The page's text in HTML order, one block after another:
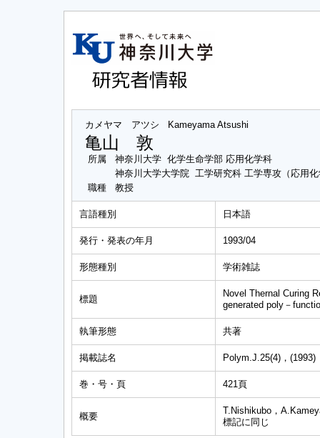
カメヤマ アツシ Kameyama Atsushi
亀山 敦
所属
神奈川大学 化学生命学部 応用化学科
神奈川大学大学院 工学研究科 工学専攻（応用
職種
教授
言語種別 日本語
発行・発表の年月 1993/04
形態種別 学術雑誌
標題
Novel Thernal Curing
generated poly－
執筆形態 共著
掲載誌名 Polym.J.25(4)，(1993)
巻・号・頁 421頁
概要
T.Nishikubo，
標記に同じ